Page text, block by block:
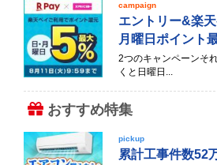
campaign
エントリー&楽
月曜日ポイント
2つのキャンペーンそ
くと日曜日...
おすすめ特集
pickup
累計工事件数52